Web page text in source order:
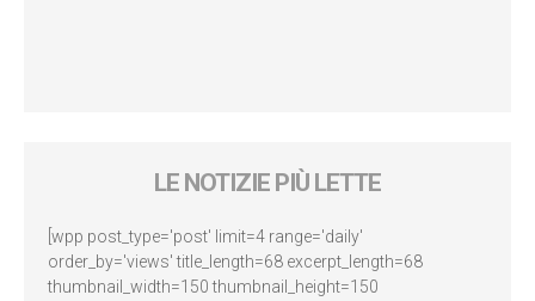
LE NOTIZIE PIÙ LETTE
[wpp post_type='post' limit=4 range='daily'
order_by='views' title_length=68 excerpt_length=68
thumbnail_width=150 thumbnail_height=150